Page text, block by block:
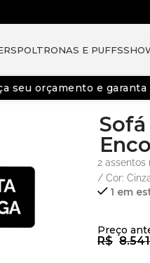
POLTRONAS E PUFFS
orçamento e garanta
2
/ Cor:
1 em
Preço
R$